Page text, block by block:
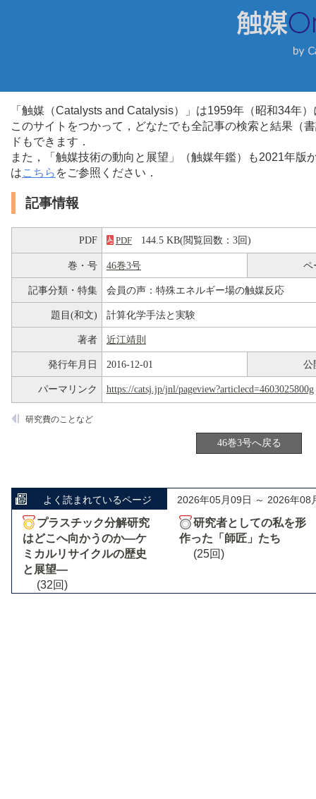
「触媒（Catalysts and Catalysis）」は1959年（昭和34年
このサイトをつかって，どなたでも全記事の検索と結果（
ドもできます．
また，「触媒技術の動向と展望」（触媒年鑑）も2021年
はこちら をご参照ください．
記事情報
PDF PDF 144.5 KB(閲覧回数：3回)
巻・号 46巻3号 ペ
記事分類・特集 会員の声：特殊エネルギー場の触媒反応
題目(和文) 計算化学手法と実験
著者 近江靖則
発行年月日 2016-12-01 公
パーマリンク https://catsj.jp/jnl/pageview?articlecd=4603025800g
研究費のことなど
46巻3号へ戻る
よく読まれているページ 2026年05月09日 ～ 2026年08
プラスチック分解研究
はどこへ向かうのか―ケ
ミカルリサイクルの歴史
と展望―
(32回)
研究者としての私を形
作った「師匠」たち
(25回)